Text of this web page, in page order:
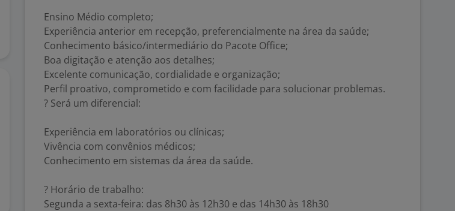
Ensino Médio completo;
Experiência anterior em recepção, preferencialmente na área da saúde;
Conhecimento básico/intermediário do Pacote Office;
Boa digitação e atenção aos detalhes;
Excelente comunicação, cordialidade e organização;
Perfil proativo, comprometido e com facilidade para solucionar problemas.
? Será um diferencial:
Experiência em laboratórios ou clínicas;
Vivência com convênios médicos;
Conhecimento em sistemas da área da saúde.
? Horário de trabalho:
Segunda a sexta-feira: das 8h30 às 12h30 e das 14h30 às 18h30